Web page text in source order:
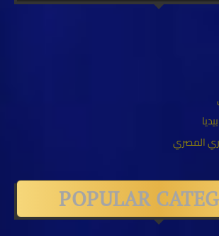
المصري
POPULAR